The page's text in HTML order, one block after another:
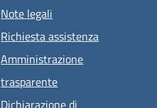
Note legali
Richiesta assistenza
Amministrazione
trasparente
Dichiarazione di